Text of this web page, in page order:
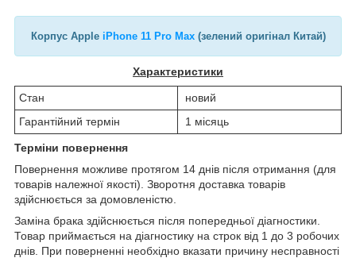
Корпус Apple iPhone 11 Pro Max(зелений оригінал Китай)
Характеристики
Стан
новий
Гарантійний термін
1 місяць
Терміни повернення
Повернення можливе протягом 14 днів після отримання (для
товарів належної якості). Зворотня доставка товарів
здійснюється за домовленістю.
Заміна брака здійснюється після попередньої діагностики.
Товар приймається на діагностику на строк від 1 до 3 робочих
днів. При поверненні необхідно вказати причину несправності